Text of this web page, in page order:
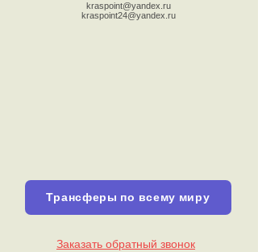
kraspoint@yandex.ru
kraspoint24@yandex.ru
Трансферы по всему миру
Заказать обратный звонок